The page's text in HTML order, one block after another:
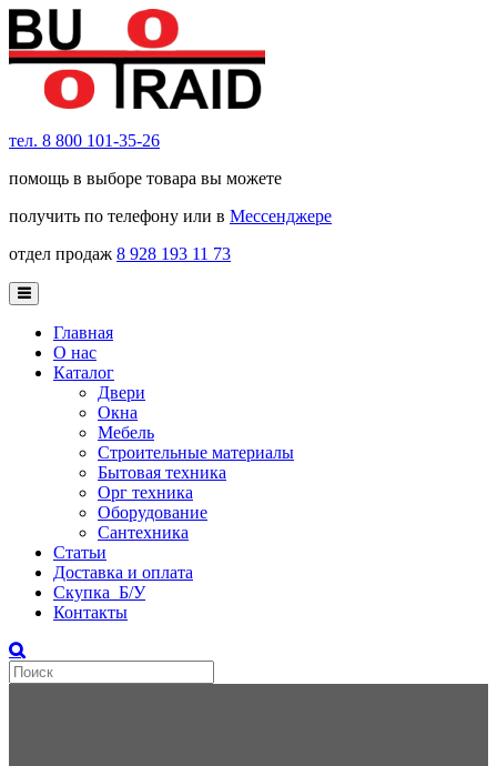
тел. 8 800 101-35-26
помощь в выборе товара вы можете
получить по телефону или в Мессенджере
отдел продаж 8 928 193 11 73
Главная
О нас
Каталог
Двери
Окна
Мебель
Строительные материалы
Бытовая техника
Орг техника
Оборудование
Сантехника
Статьи
Доставка и оплата
Скупка Б/У
Контакты